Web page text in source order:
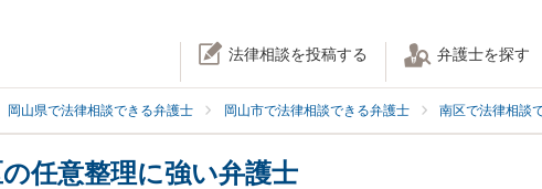
法律相談を投稿する 弁護士を探す
岡山県で法律相談できる弁護士 岡山市で法律相談できる弁護士 南区で法律相談
任意整理に強い弁護士